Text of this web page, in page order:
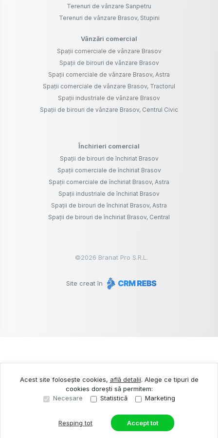
Terenuri de vânzare Sanpetru
Terenuri de vânzare Brasov, Stupini
Vânzări comercial
Spații comerciale de vânzare Brasov
Spații de birouri de vânzare Brasov
Spații comerciale de vânzare Brasov, Astra
Spații comerciale de vânzare Brasov, Tractorul
Spații industriale de vânzare Brasov
Spații de birouri de vânzare Brasov, Centrul Civic
Închirieri comercial
Spații de birouri de închiriat Brasov
Spații comerciale de închiriat Brasov
Spații comerciale de închiriat Brasov, Astra
Spații industriale de închiriat Brasov
Spații de birouri de închiriat Brasov, Astra
Spații de birouri de închiriat Brasov, Central
©2026 Branat Pro S.R.L.
Site creat în
Acest site folosește cookies, află detalii. Alege ce tipuri de
cookies dorești să permitem:
Necesare
Statistică Marketing
Resping tot Accept tot